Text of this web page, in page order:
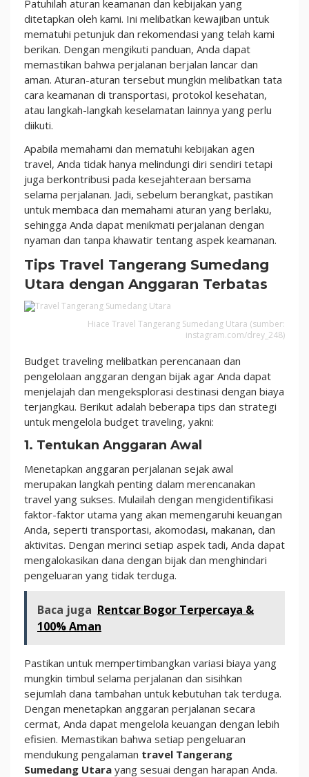
Patuhilah aturan keamanan dan kebijakan yang
ditetapkan oleh kami. Ini melibatkan kewajiban untuk
mematuhi petunjuk dan rekomendasi yang telah kami
berikan. Dengan mengikuti panduan, Anda dapat
memastikan bahwa perjalanan berjalan lancar dan
aman. Aturan-aturan tersebut mungkin melibatkan tata
cara keamanan di transportasi, protokol kesehatan,
atau langkah-langkah keselamatan lainnya yang perlu
diikuti.
Apabila memahami dan mematuhi kebijakan agen
travel, Anda tidak hanya melindungi diri sendiri tetapi
juga berkontribusi pada kesejahteraan bersama
selama perjalanan. Jadi, sebelum berangkat, pastikan
untuk membaca dan memahami aturan yang berlaku,
sehingga Anda dapat menikmati perjalanan dengan
nyaman dan tanpa khawatir tentang aspek keamanan.
Tips Travel Tangerang Sumedang
Utara dengan Anggaran Terbatas
Hiace Travel Tangerang Sumedang Utara (sumber:
instagram.com/drey_248)
Budget traveling melibatkan perencanaan dan
pengelolaan anggaran dengan bijak agar Anda dapat
menjelajah dan mengeksplorasi destinasi dengan biaya
terjangkau. Berikut adalah beberapa tips dan strategi
untuk mengelola budget traveling, yakni:
1. Tentukan Anggaran Awal
Menetapkan anggaran perjalanan sejak awal
merupakan langkah penting dalam merencanakan
travel yang sukses. Mulailah dengan mengidentifikasi
faktor-faktor utama yang akan memengaruhi keuangan
Anda, seperti transportasi, akomodasi, makanan, dan
aktivitas. Dengan merinci setiap aspek tadi, Anda dapat
mengalokasikan dana dengan bijak dan menghindari
pengeluaran yang tidak terduga.
Baca juga Rentcar Bogor Terpercaya &
100% Aman
Pastikan untuk mempertimbangkan variasi biaya yang
mungkin timbul selama perjalanan dan sisihkan
sejumlah dana tambahan untuk kebutuhan tak terduga.
Dengan menetapkan anggaran perjalanan secara
cermat, Anda dapat mengelola keuangan dengan lebih
efisien. Memastikan bahwa setiap pengeluaran
mendukung pengalaman travel Tangerang
Sumedang Utara yang sesuai dengan harapan Anda.